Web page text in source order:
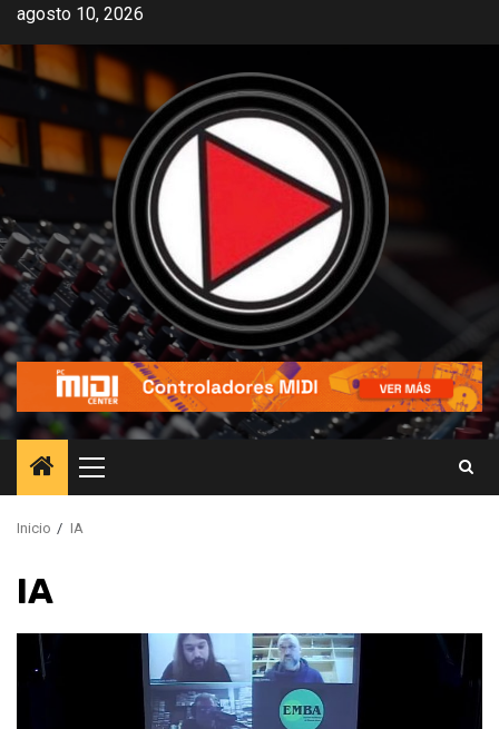
agosto 10, 2026
Inicio IA
IA